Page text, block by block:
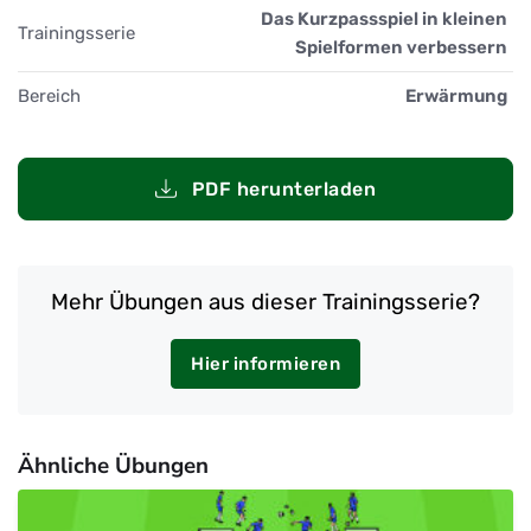
Trainingsserie
Das Kurzpassspiel in kleinen
Spielformen verbessern
Bereich Erwärmung
PDF herunterladen
Mehr Übungen aus dieser Trainingsserie?
Hier informieren
Ähnliche Übungen